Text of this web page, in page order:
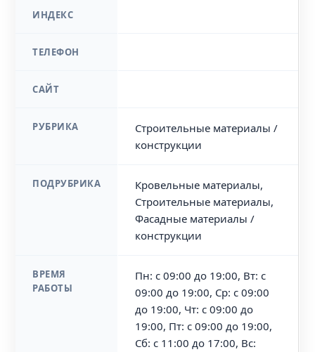
ИНДЕКС
ТЕЛЕФОН
САЙТ
РУБРИКА
Строительные материалы /
конструкции
ПОДРУБРИКА
Кровельные материалы,
Строительные материалы,
Фасадные материалы /
конструкции
ВРЕМЯ
РАБОТЫ
Пн: с 09:00 до 19:00, Вт: с
09:00 до 19:00, Ср: с 09:00
до 19:00, Чт: с 09:00 до
19:00, Пт: с 09:00 до 19:00,
Сб: с 11:00 до 17:00, Вс: